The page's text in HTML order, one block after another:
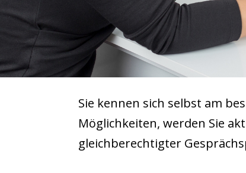
Sie kennen sich selbst am
Möglichkeiten, werden Sie
gleichberechtigter